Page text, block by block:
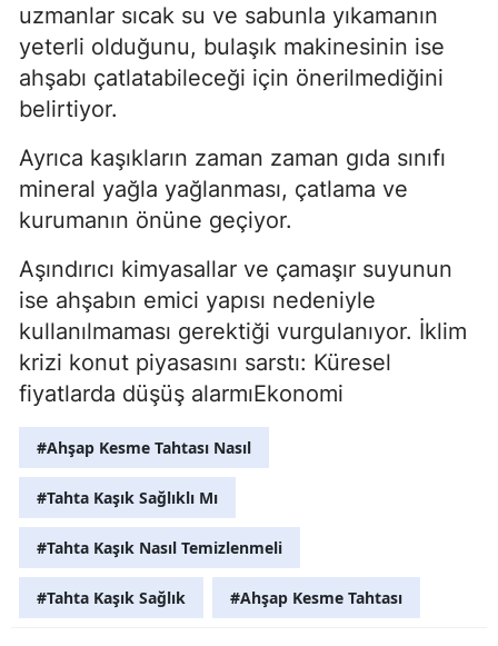
uzmanlar sıcak su ve sabunla yıkamanın
yeterli olduğunu, bulaşık makinesinin ise
ahşabı çatlatabileceği için önerilmediğini
belirtiyor.
Ayrıca kaşıkların zaman zaman gıda sınıfı
mineral yağla yağlanması, çatlama ve
kurumanın önüne geçiyor.
Aşındırıcı kimyasallar ve çamaşır suyunun
ise ahşabın emici yapısı nedeniyle
kullanılmaması gerektiği vurgulanıyor. İklim
krizi konut piyasasını sarstı: Küresel
fiyatlarda düşüş alarmıEkonomi
#Ahşap Kesme Tahtası Nasıl
#Tahta Kaşık Sağlıklı Mı
#Tahta Kaşık Nasıl Temizlenmeli
#Tahta Kaşık Sağlık #Ahşap Kesme Tahtası